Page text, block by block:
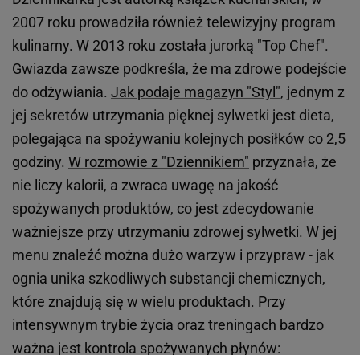
2007 roku prowadziła również telewizyjny program
kulinarny. W 2013 roku została jurorką "Top Chef".
Gwiazda zawsze podkreśla, że ma zdrowe podejście
do odżywiania. Jak podaje magazyn "Styl", jednym z
jej sekretów utrzymania pięknej sylwetki jest dieta,
polegająca na spożywaniu kolejnych posiłków co 2,5
godziny. W rozmowie z "Dziennikiem" przyznała, że
nie liczy kalorii, a zwraca uwagę na jakość
spożywanych produktów, co jest zdecydowanie
ważniejsze przy utrzymaniu zdrowej sylwetki. W jej
menu znaleźć można dużo warzyw i przypraw - jak
ognia unika szkodliwych substancji chemicznych,
które znajdują się w wielu produktach. Przy
intensywnym trybie życia oraz treningach bardzo
ważna jest kontrola spożywanych płynów: